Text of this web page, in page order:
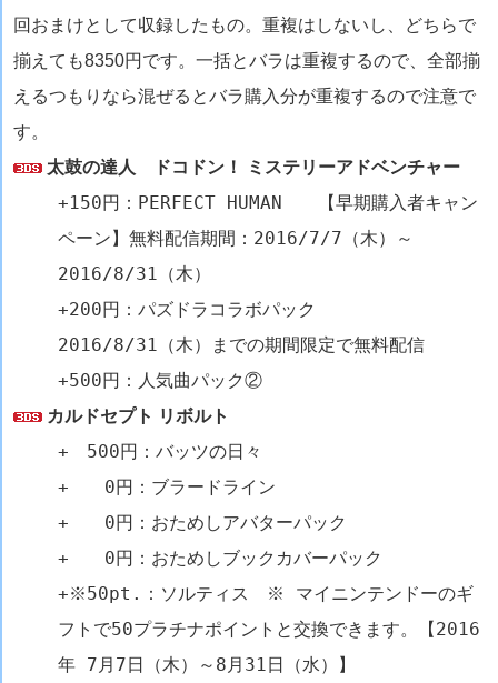
回おまけとして収録したもの。重複はしないし、どちらで
揃えても8350円です。一括とバラは重複するので、全部揃
えるつもりなら混ぜるとバラ購入分が重複するので注意で
す。
太鼓の達人 ドコドン！ ミステリーアドベンチャー
+150円：PERFECT HUMAN 【早期購入者キャン
ペーン】無料配信期間：2016/7/7（木）～
2016/8/31（木）
+200円：パズドラコラボパック
2016/8/31（木）までの期間限定で無料配信
+500円：人気曲パック②
カルドセプト リボルト
+ 500円：バッツの日々
+ 0円：ブラードライン
+ 0円：おためしアバターパック
+ 0円：おためしブックカバーパック
+※50pt.：ソルティス ※ マイニンテンドーのギ
フトで50プラチナポイントと交換できます。【2016
年 7月7日（木）～8月31日（水）】